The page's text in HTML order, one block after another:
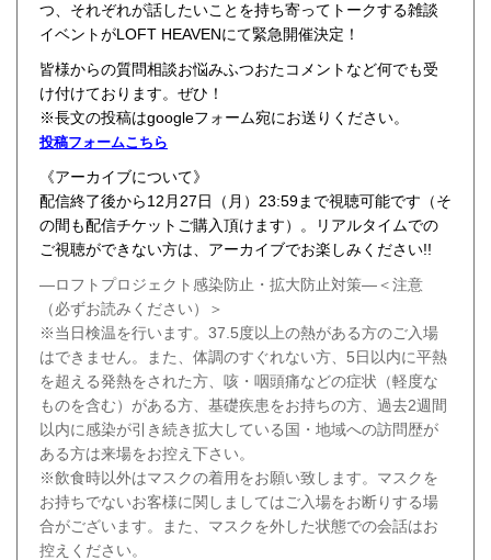
つ、それぞれが話したいことを持ち寄ってトークする雑談
イベントがLOFT HEAVENにて緊急開催決定！
皆様からの質問相談お悩みふつおたコメントなど何でも受
け付けております。ぜひ！
※長文の投稿はgoogleフォーム宛にお送りください。
投稿フォームこちら
《アーカイブについて》
配信終了後から12月27日（月）23:59まで視聴可能です（そ
の間も配信チケットご購入頂けます）。リアルタイムでの
ご視聴ができない方は、アーカイブでお楽しみください!!
―ロフトプロジェクト感染防止・拡大防止対策―＜注意
（必ずお読みください）＞
※当日検温を行います。37.5度以上の熱がある方のご入場
はできません。また、体調のすぐれない方、5日以内に平熱
を超える発熱をされた方、咳・咽頭痛などの症状（軽度な
ものを含む）がある方、基礎疾患をお持ちの方、過去2週間
以内に感染が引き続き拡大している国・地域への訪問歴が
ある方は来場をお控え下さい。
※飲食時以外はマスクの着用をお願い致します。マスクを
お持ちでないお客様に関しましてはご入場をお断りする場
合がございます。また、マスクを外した状態での会話はお
控えください。